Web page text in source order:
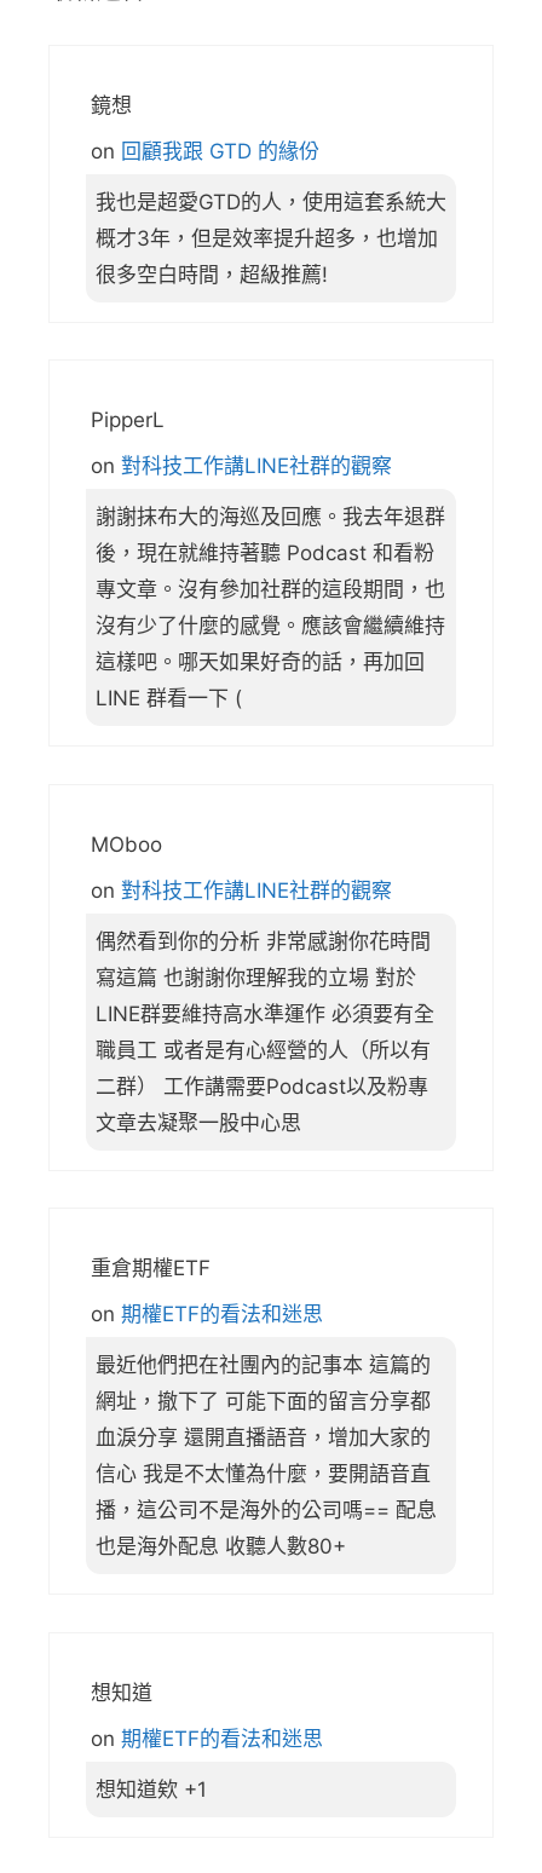
鏡想
on 回顧我跟 GTD 的緣份
我也是超愛GTD的人，使用這套系統大
概才3年，但是效率提升超多，也增加
很多空白時間，超級推薦!
PipperL
on 對科技工作講LINE社群的觀察
謝謝抹布大的海巡及回應。我去年退群
後，現在就維持著聽 Podcast 和看粉
專文章。沒有參加社群的這段期間，也
沒有少了什麼的感覺。應該會繼續維持
這樣吧。哪天如果好奇的話，再加回
LINE 群看一下 (
MOboo
on 對科技工作講LINE社群的觀察
偶然看到你的分析 非常感謝你花時間
寫這篇 也謝謝你理解我的立場 對於
LINE群要維持高水準運作 必須要有全
職員工 或者是有心經營的人（所以有
二群） 工作講需要Podcast以及粉專
文章去凝聚一股中心思
重倉期權ETF
on 期權ETF的看法和迷思
最近他們把在社團內的記事本 這篇的
網址，撤下了 可能下面的留言分享都
血淚分享 還開直播語音，增加大家的
信心 我是不太懂為什麼，要開語音直
播，這公司不是海外的公司嗎== 配息
也是海外配息 收聽人數80+
想知道
on 期權ETF的看法和迷思
想知道欸 +1